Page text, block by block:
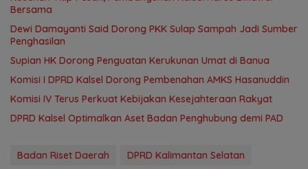
Bersama
Dewi Damayanti Said Dorong PKK Sulap Sampah Jadi Sumber
Penghasilan
Supian HK Dorong Penguatan Kerukunan Umat di Banua
Komisi I DPRD Kalsel Dorong Pembenahan AMKS Hasanuddin
Komisi IV Terus Perkuat Kebijakan Kesejahteraan Rakyat
‎DPRD Kalsel Optimalkan Aset Badan Penghubung demi PAD
Badan Riset Daerah
DPRD Kalimantan Selatan